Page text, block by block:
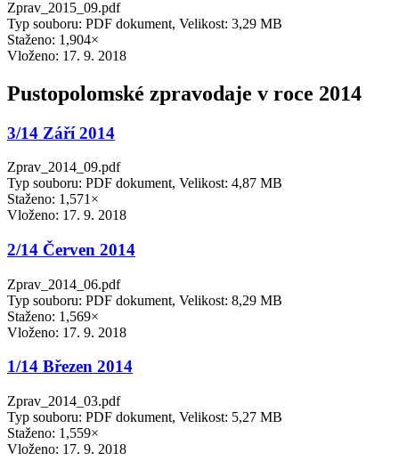
Zprav_2015_09.pdf
Typ souboru: PDF dokument, Velikost: 3,29 MB
Staženo: 1,904×
Vloženo: 17. 9. 2018
Pustopolomské zpravodaje v roce 2014
3/14 Září 2014
Zprav_2014_09.pdf
Typ souboru: PDF dokument, Velikost: 4,87 MB
Staženo: 1,571×
Vloženo: 17. 9. 2018
2/14 Červen 2014
Zprav_2014_06.pdf
Typ souboru: PDF dokument, Velikost: 8,29 MB
Staženo: 1,569×
Vloženo: 17. 9. 2018
1/14 Březen 2014
Zprav_2014_03.pdf
Typ souboru: PDF dokument, Velikost: 5,27 MB
Staženo: 1,559×
Vloženo: 17. 9. 2018